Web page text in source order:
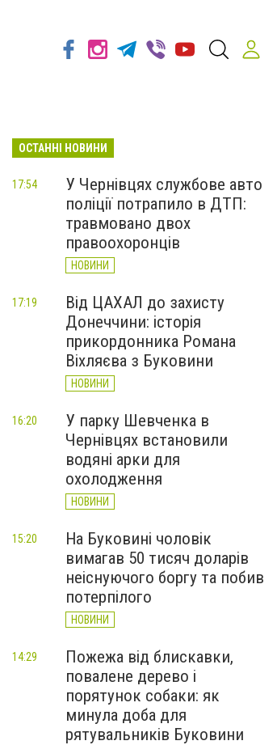
ОСТАННІ НОВИНИ
У Чернівцях службове авто
поліції потрапило в ДТП:
травмовано двох
правоохоронців
НОВИНИ
17:54
Від ЦАХАЛ до захисту
Донеччини: історія
прикордонника Романа
Віхляєва з Буковини
НОВИНИ
17:19
У парку Шевченка в
Чернівцях встановили
водяні арки для
охолодження
НОВИНИ
16:20
На Буковині чоловік
вимагав 50 тисяч доларів
неіснуючого боргу та побив
потерпілого
НОВИНИ
15:20
Пожежа від блискавки,
повалене дерево і
порятунок собаки: як
минула доба для
рятувальників Буковини
14:29